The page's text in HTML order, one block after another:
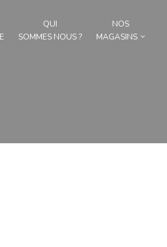
QUI
SOMMES NOUS ?
NOS
MAGASINS